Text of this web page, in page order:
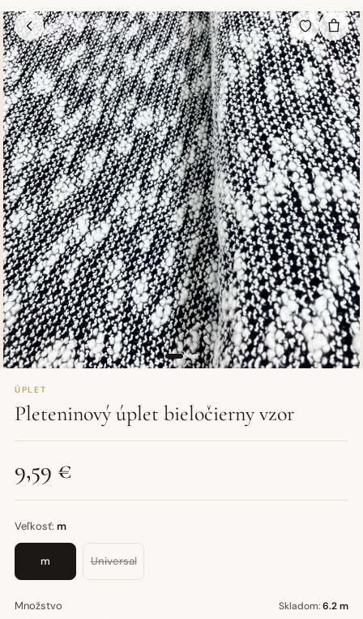
ÚPLET
Pleteninový úplet bieločierny vzor
9,59 €
Veľkosť: m
m Universal
Množstvo Skladom:6.2 m